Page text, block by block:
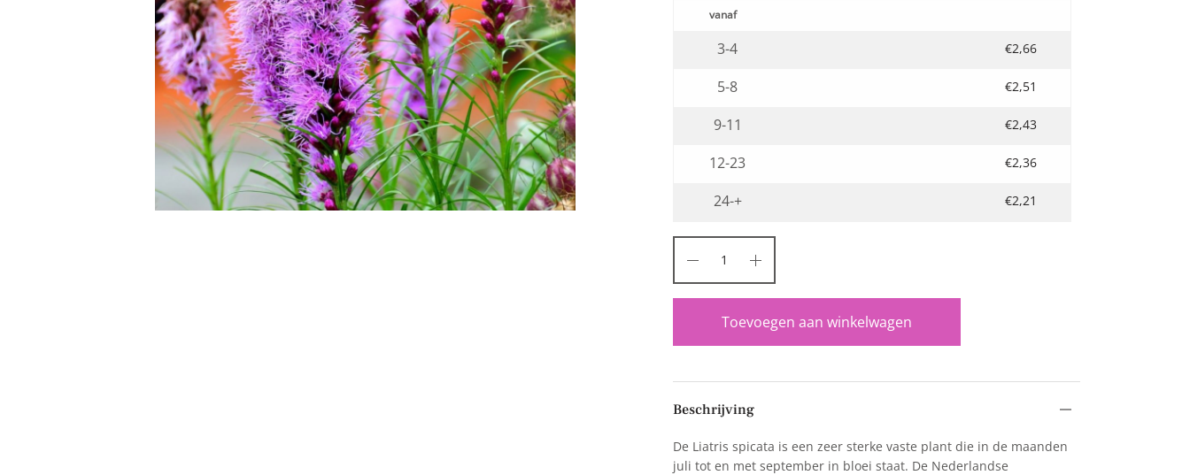
3-4 €2,66
5-8 €2,51
9-11 €2,43
12-23 €2,36
24-+ €2,21
Toevoegen aan winkelwagen
Beschrijving
De Liatris spicata is een zeer sterke vaste plant die in de maanden
juli tot en met september in bloei staat. De Nederlandse